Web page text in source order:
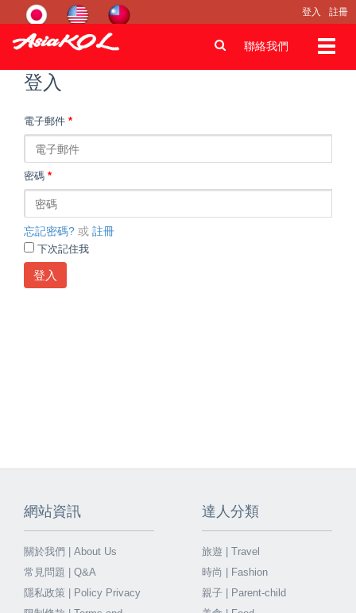
登入 註冊
聯絡我們
登入
電子郵件 *
密碼 *
忘記密碼? 或 註冊
下次記住我
登入
網站資訊
關於我們 | About Us
常見問題 | Q&A
隱私政策 | Policy Privacy
達人分類
旅遊 | Travel
時尚 | Fashion
親子 | Parent-child